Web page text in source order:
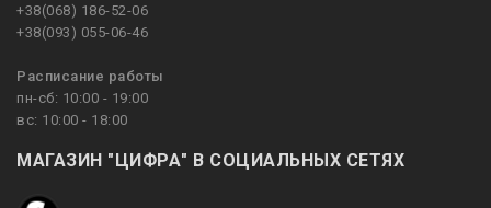
+38(068) 186-52-06
+38(093) 055-06-46
Расписание работы
пн-сб: 10:00 - 19:00
вс: 10:00 - 18:00
МАГАЗИН "ЦИФРА" В СОЦИАЛЬНЫХ СЕТЯХ